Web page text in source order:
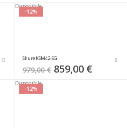
-12%
Disponibile
Shure KSM42-SG
979,00 € Special
Price
859,00 €
-12%
Disponibile